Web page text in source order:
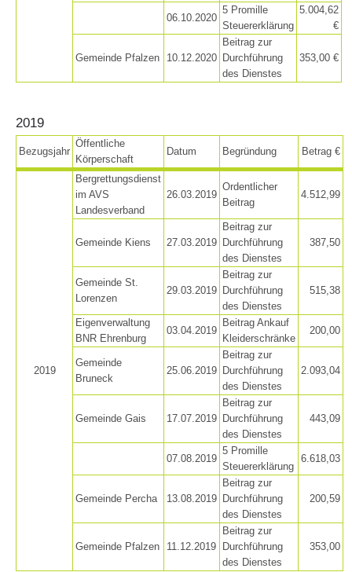
DEVENIR MEMBRE
06.10.2020
5 Promille
Steuererklärung
5.004,62
€
Gemeinde Pfalzen 10.12.2020
Beitrag zur
Durchführung
des Dienstes
353,00 €
2019
Bezugsjahr
Öffentliche
Körperschaft
Datum Begründung Betrag €
2019
Bergrettungsdienst
im AVS
Landesverband
26.03.2019
Ordentlicher
Beitrag
4.512,99
Gemeinde Kiens 27.03.2019
Beitrag zur
Durchführung
des Dienstes
387,50
Gemeinde St.
Lorenzen
29.03.2019
Beitrag zur
Durchführung
des Dienstes
515,38
Eigenverwaltung
BNR Ehrenburg
03.04.2019
Beitrag Ankauf
Kleiderschränke
200,00
Gemeinde
Bruneck
25.06.2019
Beitrag zur
Durchführung
des Dienstes
2.093,04
Gemeinde Gais 17.07.2019
Beitrag zur
Durchführung
des Dienstes
443,09
07.08.2019
5 Promille
Steuererklärung
6.618,03
Gemeinde Percha 13.08.2019
Beitrag zur
Durchführung
des Dienstes
200,59
Gemeinde Pfalzen 11.12.2019
Beitrag zur
Durchführung
des Dienstes
353,00